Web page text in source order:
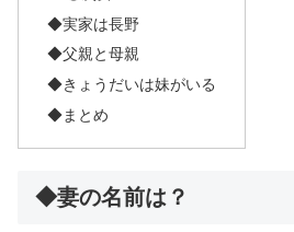
◆実家は長野
◆父親と母親
◆きょうだいは妹がいる
◆まとめ
◆妻の名前は？